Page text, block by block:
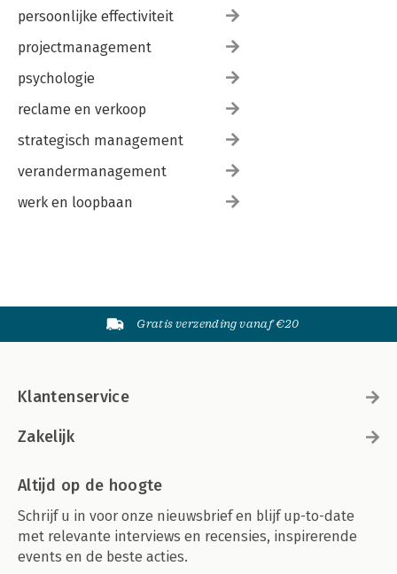
persoonlijke effectiviteit
projectmanagement
psychologie
reclame en verkoop
strategisch management
verandermanagement
werk en loopbaan
Gratis verzending vanaf €20
Klantenservice
Zakelijk
Altijd op de hoogte
Schrijf u in voor onze nieuwsbrief en blijf up-to-date
met relevante interviews en recensies, inspirerende
events en de beste acties.